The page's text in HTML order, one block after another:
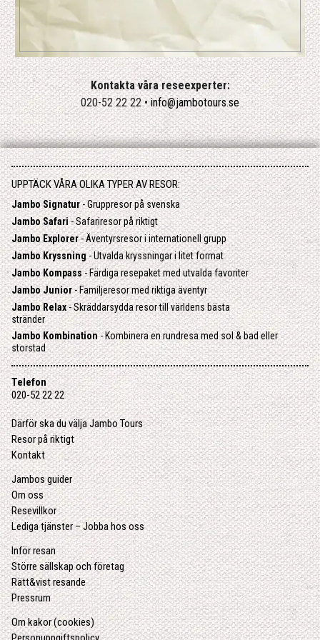
Kontakta våra reseexperter:
020-52 22 22 •info@jambotours.se
UPPTÄCK VÅRA OLIKA TYPER AV RESOR:
Jambo Signatur- Gruppresor på svenska
Jambo Safari- Safariresor på riktigt
Jambo Explorer- Äventyrsresor i internationell grupp
Jambo Kryssning- Utvalda kryssningar i litet format
Jambo Kompass- Färdiga resepaket med utvalda favoriter
Jambo Junior- Familjeresor med riktiga äventyr
Jambo Relax- Skräddarsydda resor till världens bästa
stränder
Jambo Kombination- Kombinera en rundresa med sol & bad eller
storstad
Telefon
020-52 22 22
Därför ska du välja Jambo Tours
Resor på riktigt
Kontakt
Jambos guider
Om oss
Resevillkor
Lediga tjänster – Jobba hos oss
Inför resan
Större sällskap och företag
Rätt&vist resande
Pressrum
Om kakor (cookies)